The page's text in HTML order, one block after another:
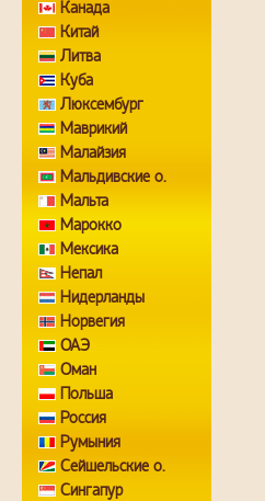
Канада
Китай
Литва
Куба
Люксембург
Маврикий
Малайзия
Мальдивские о.
Мальта
Марокко
Мексика
Непал
Нидерланды
Норвегия
ОАЭ
Оман
Польша
Россия
Румыния
Сейшельские о.
Сингапур